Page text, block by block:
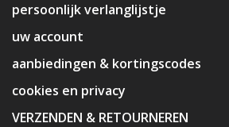
persoonlijk verlanglijstje
uw account
aanbiedingen & kortingscodes
cookies en privacy
VERZENDEN & RETOURNEREN